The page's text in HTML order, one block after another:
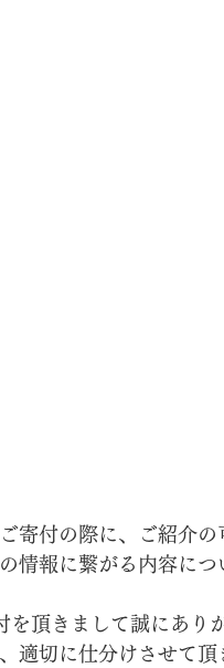
寄付の際に、ご紹介の
情報に繋がる内容につ
を頂きまして誠にあり
適切に仕分けさせて頂